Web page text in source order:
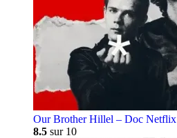
Our Brother Hillel – Doc Netflix
8.5 sur 10